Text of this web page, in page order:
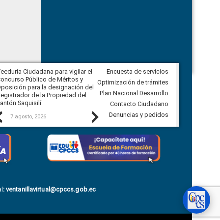
Previous
Ciudadana para vigilar el
Público de Méritos y
para la designación del
de la Propiedad del
Saquisilí
7 agosto, 2026
Veeduría Ciudadana para vigilar la
construcción del asfaltado de
Ballenita del cantón Santa Elena
7 agosto, 2026
Next
Encuesta de servicios
Optimización de trámites
Plan Nacional Desarrollo
Contacto Ciudadano
Denuncias y pedidos
:ventanillavirtual@cpccs.gob.ec